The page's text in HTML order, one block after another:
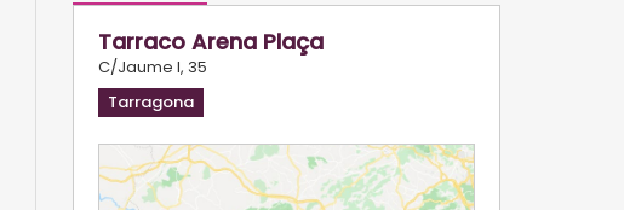
Tarraco Arena Plaça
C/Jaume I, 35
Tarragona